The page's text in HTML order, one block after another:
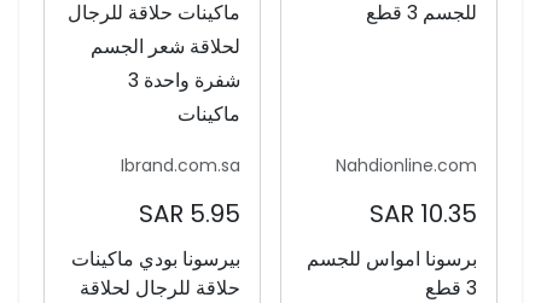
Nahdionline.com
10.35 SAR
برسونا امواس للجسم
3 قطع
Ibrand.com.sa
5.95 SAR
بيرسونا بودي ماكينات
حلاقة للرجال لحلاقة